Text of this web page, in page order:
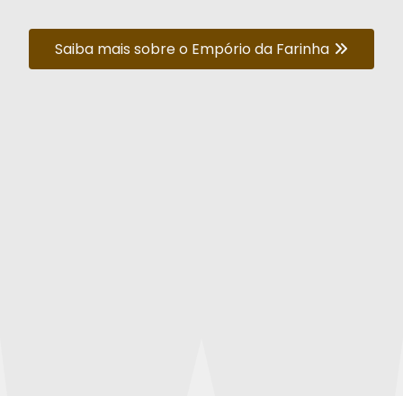
Saiba mais sobre o Empório da Farinha